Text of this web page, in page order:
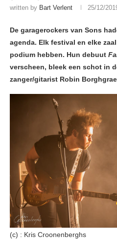
written by Bart Verlent 25/12/
De garagerockers van Sons
agenda. Elk festival en elke
podium hebben. Hun debuut
verscheen, bleek een schot in
zanger/gitarist Robin
(c) : Kris Croonenberghs